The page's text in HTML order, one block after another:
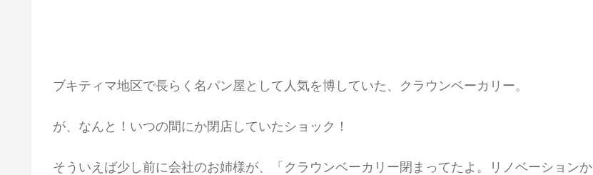
ブキティマ地区で長らく名パン屋として人気を博していた、クラウンベーカリー。
が、なんと！いつの間にか閉店していたショック！
そういえば少し前に会社のお姉様が、「クラウンベーカリー閉まってたよ。リノベーションか